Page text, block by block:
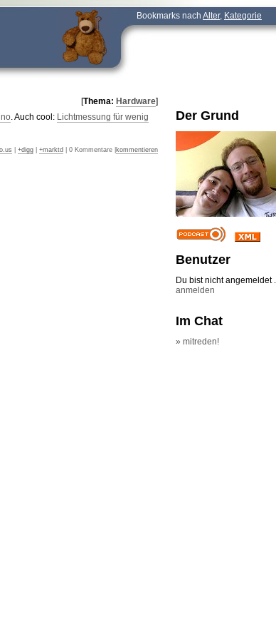
Bookmarks nach Alter, Kategorie
[Thema: Hardware]
. Auch cool: Lichtmessung für wenig
+digg +marktd | 0 Kommentare | kommentieren
Der Grund
Benutzer
Du bist nicht angemeldet ...
anmelden
Im Chat
» mitreden!